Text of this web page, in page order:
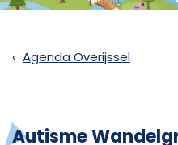
Agenda Overijssel
Autisme